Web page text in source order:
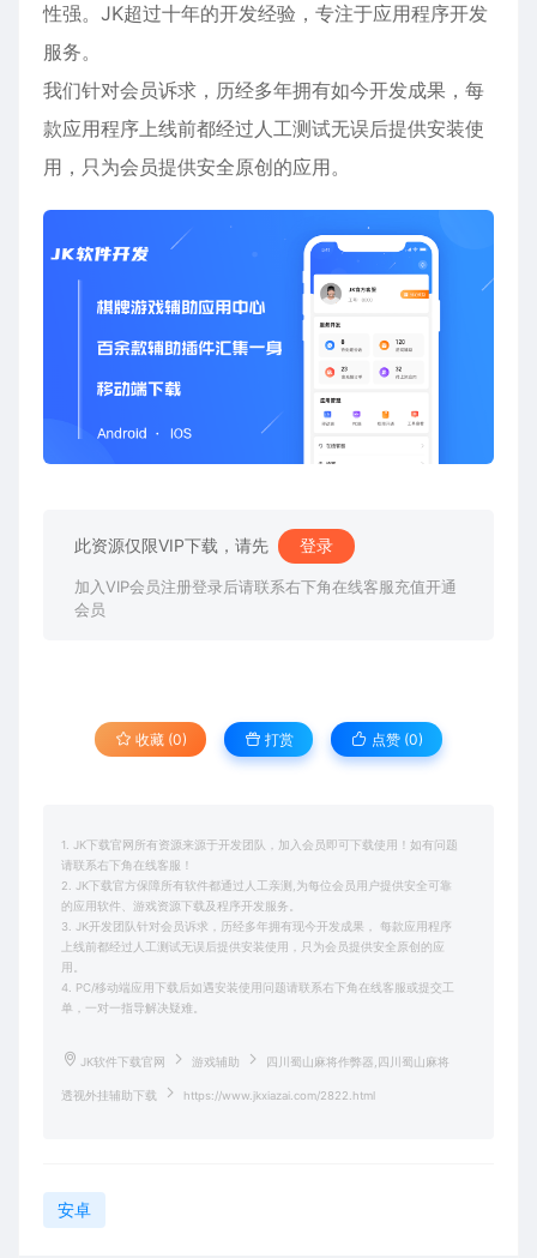
性强。JK超过十年的开发经验，专注于应用程序开发
服务。
我们针对会员诉求，历经多年拥有如今开发成果，每
款应用程序上线前都经过人工测试无误后提供安装使
用，只为会员提供安全原创的应用。
此资源仅限VIP下载，请先 登录
加入VIP会员注册登录后请联系右下角在线客服充值开通
会员
收藏 (0) 打赏 点赞 (0)
1. JK下载官网所有资源来源于开发团队，加入会员即可下载使用！如有问题
请联系右下角在线客服！
2. JK下载官方保障所有软件都通过人工亲测,为每位会员用户提供安全可靠
的应用软件、游戏资源下载及程序开发服务。
3. JK开发团队针对会员诉求，历经多年拥有现今开发成果， 每款应用程序
上线前都经过人工测试无误后提供安装使用，只为会员提供安全原创的应
用。
4. PC/移动端应用下载后如遇安装使用问题请联系右下角在线客服或提交工
单，一对一指导解决疑难。
JK软件下载官网 游戏辅助 四川蜀山麻将作弊器,四川蜀山麻将
透视外挂辅助下载 https://www.jkxiazai.com/2822.html
安卓